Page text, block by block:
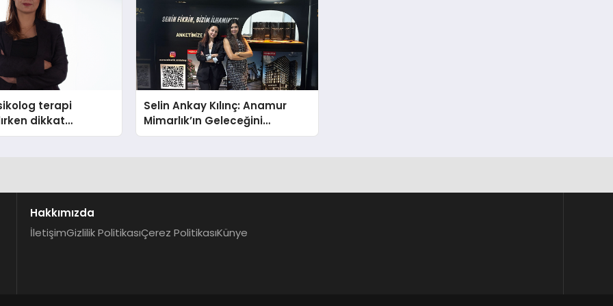
terapi
dikkat
Selin Ankay Kılınç: Anamur
Mimarlık’ın Geleceğini
Şekillendiren Yöneticisi
Hakkımızda
İletişimGizlilik PolitikasıÇerez PolitikasıKünye